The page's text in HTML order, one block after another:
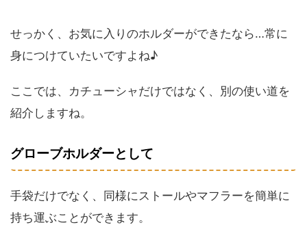
せっかく、お気に入りのホルダーができたなら…常に
身につけていたいですよね♪
ここでは、カチューシャだけではなく、別の使い道を
紹介しますね。
グローブホルダーとして
手袋だけでなく、同様にストールやマフラーを簡単に
持ち運ぶことができます。